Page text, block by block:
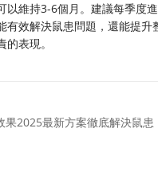
維持3-6個月。建議每季度
有效解決鼠患問題，還能提
表現。
2025最新方案徹底解決鼠患